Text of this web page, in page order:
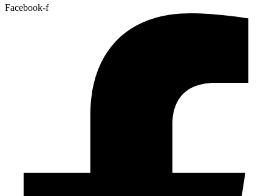
Facebook-f